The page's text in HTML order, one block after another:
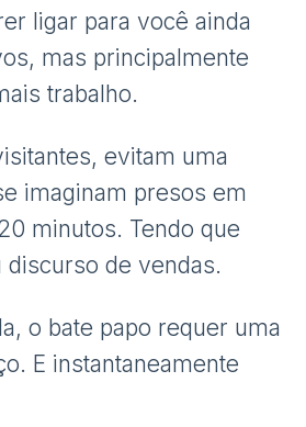
ligar para você ainda
mas principalmente
trabalho.
evitam uma
imaginam presos em
minutos. Tendo que
de vendas.
o bate papo requer uma
E instantaneamente